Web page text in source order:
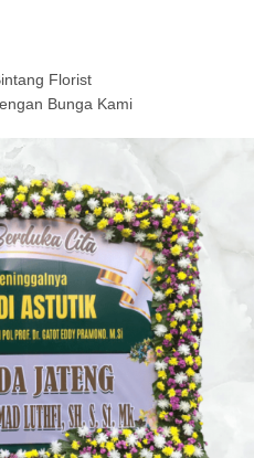
Florist
Bunga Kami